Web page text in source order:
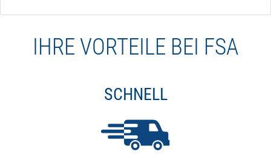
IHRE VORTEILE BEI FSA
SCHNELL